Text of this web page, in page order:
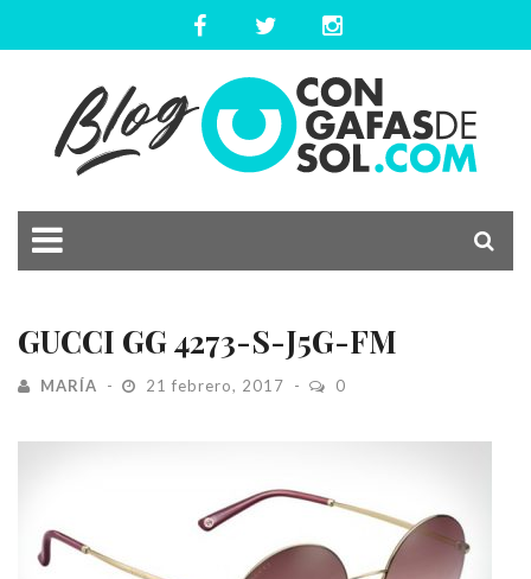
GUCCI GG 4273-S-J5G-FM
MARÍA 21 febrero, 2017 0